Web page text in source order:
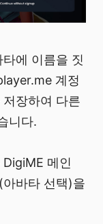
에 이름을 짓
계정
장하여 다른
니다.
메인
바타 선택)을